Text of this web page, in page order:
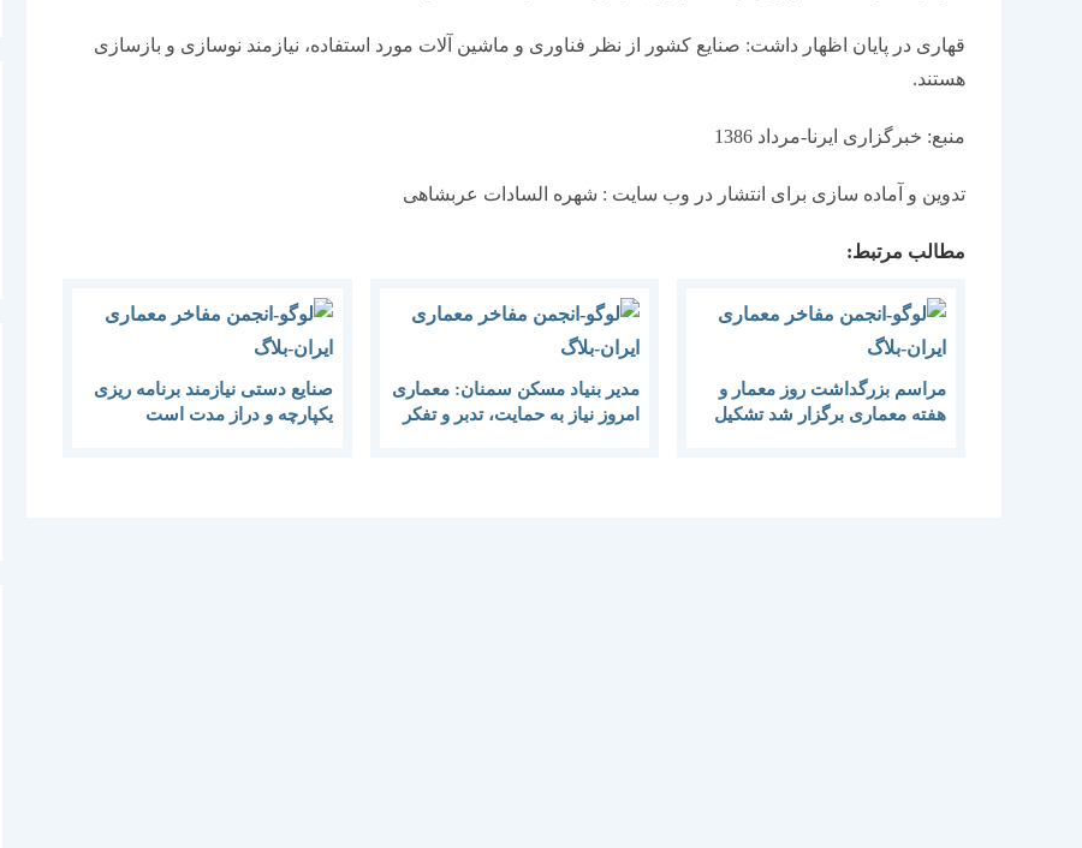
قهاری در پایان اظهار داشت: صنایع کشور از نظر فناوری و ماشین آلات مورد استفاده، نیازمند نوسازی و بازسازی
هستند.
منبع: خبرگزاری ایرنا-مرداد 1386
تدوین و آماده سازی برای انتشار در وب سایت : شهره السادات عربشاهی
مطالب مرتبط:
مراسم بزرگداشت روز معمار و
هفته معماری برگزار شد تشکیل
مدیر بنیاد مسکن سمنان: معماری
امروز نیاز به حمایت، تدبر و تفکر
صنایع دستی نیازمند برنامه ریزی
یكپارچه و دراز مدت است